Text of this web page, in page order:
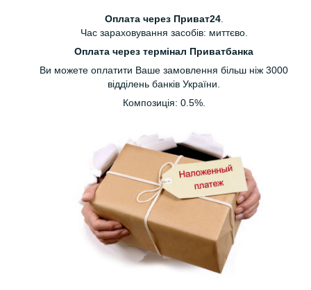
Оплата через Приват24.
Час зараховування засобів: миттєво.
Оплата через термінал Приватбанка
Ви можете оплатити Ваше замовлення більш ніж 3000
відділень банків України.
Композиція: 0.5%.